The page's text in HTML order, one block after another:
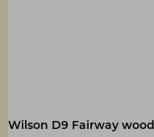
Wilson D9 Fairway